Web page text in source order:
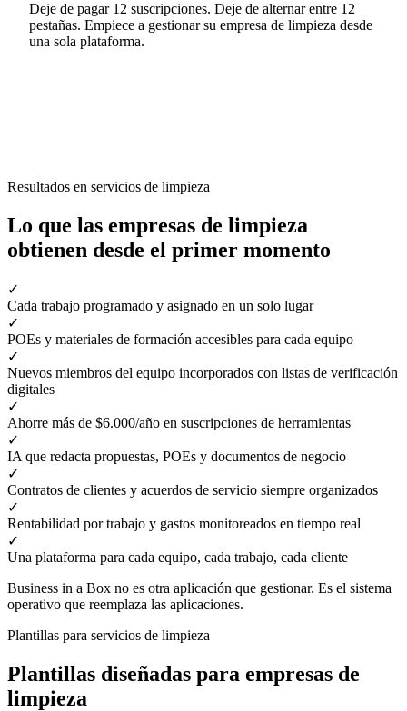
Deje de pagar 12 suscripciones. Deje de alternar entre 12
pestañas. Empiece a gestionar su empresa de limpieza desde
una sola plataforma.
Resultados en servicios de limpieza
Lo que las empresas de limpieza
obtienen desde el primer momento
✓
Cada trabajo programado y asignado en un solo lugar
✓
POEs y materiales de formación accesibles para cada equipo
✓
Nuevos miembros del equipo incorporados con listas de verificación
digitales
✓
Ahorre más de $6.000/año en suscripciones de herramientas
✓
IA que redacta propuestas, POEs y documentos de negocio
✓
Contratos de clientes y acuerdos de servicio siempre organizados
✓
Rentabilidad por trabajo y gastos monitoreados en tiempo real
✓
Una plataforma para cada equipo, cada trabajo, cada cliente
Business in a Box no es otra aplicación que gestionar. Es el sistema
operativo que reemplaza las aplicaciones.
Plantillas para servicios de limpieza
Plantillas diseñadas para empresas de
limpieza